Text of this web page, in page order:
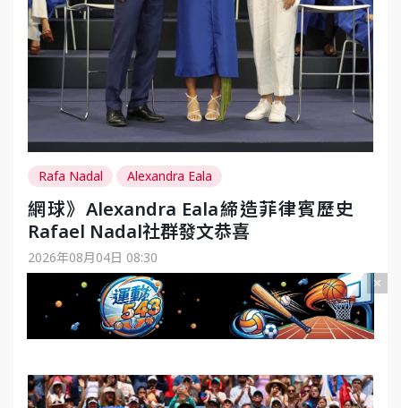
Rafa Nadal Alexandra Eala
網球》Alexandra Eala締造菲律賓歷史
Rafael Nadal社群發文恭喜
2026年08月04日 08:30